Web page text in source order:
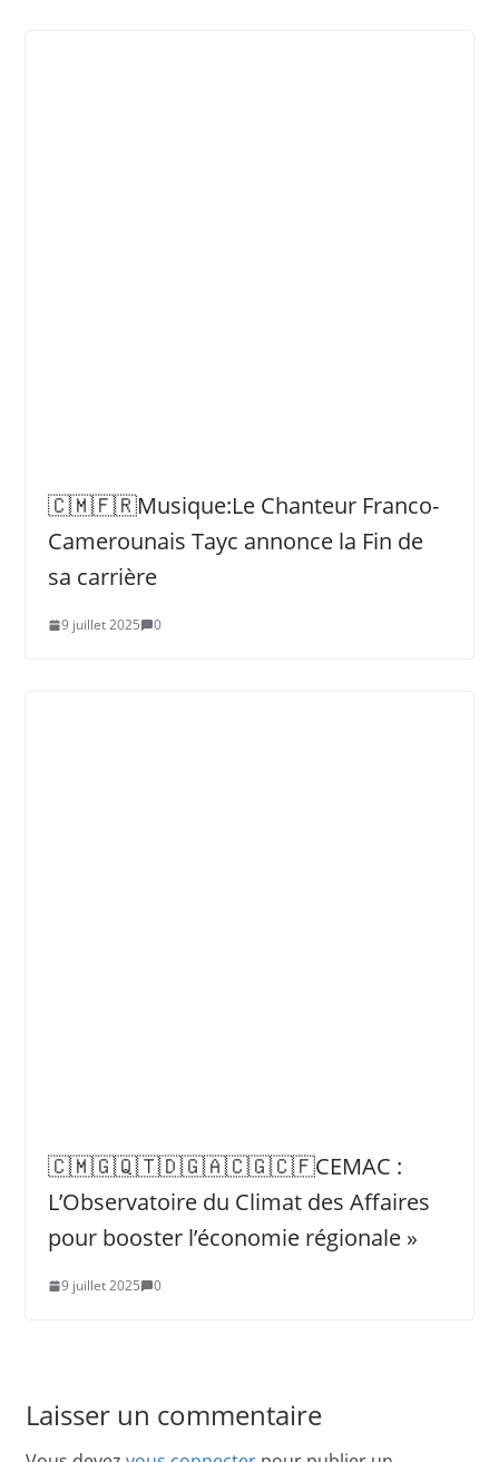
🇨🇲🇫🇷Musique:Le Chanteur Franco-
Camerounais Tayc annonce la Fin de
sa carrière
9 juillet 2025 0
🇨🇲🇬🇶🇹🇩🇬🇦🇨🇬🇨🇫CEMAC :
L’Observatoire du Climat des Affaires
pour booster l’économie régionale »
9 juillet 2025 0
Laisser un commentaire